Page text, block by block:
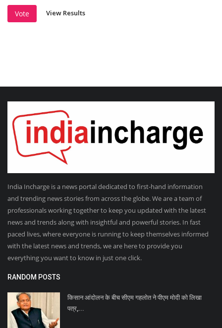
Vote View Results
India Incharge is a news portal dedicated to first-hand information
and trending news stories from across the globe. We are a team of
professionals working together to keep you updated with the latest
news and trends along with insightful and powerful stories. In fast
paced lives, where everyone is running to keep themselves informed
with the latest news and trends, we are here to provide you
everything you want to know in just one click.
RANDOM POSTS
किसान आंदोलन के बीच सीएम गहलोत ने पीएम मोदी को लिखा
पत्र,...